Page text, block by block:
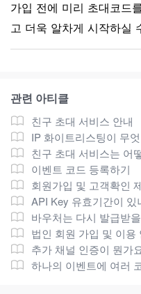
가입 전에 미리 초대코드
고 더욱 알차게 시작하실
관련 아티클
친구 초대 서비스 안내
IP 화이트리스팅이 무
친구 초대 서비스는 어
이벤트 코드 등록하기
회원가입 및 고객확인
API Key 유효기간이 있
바우처는 다시 발급받
법인 회원 가입 및 이용
추가 채널 인증이 뭔가